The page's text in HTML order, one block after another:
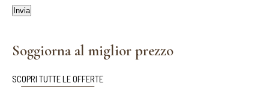
Soggiorna al miglior prezzo
SCOPRI TUTTE LE OFFERTE